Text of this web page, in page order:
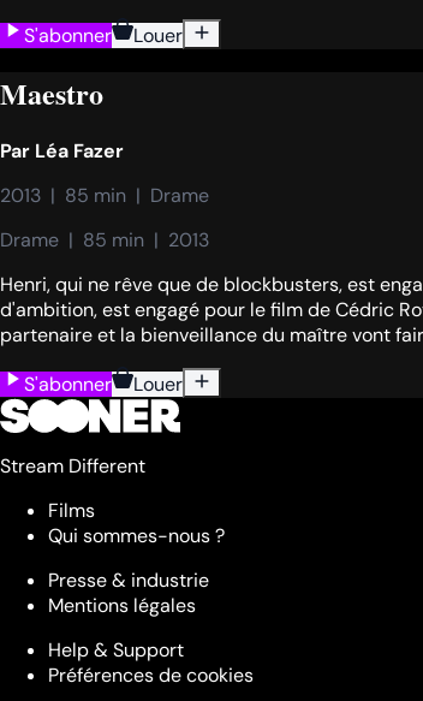
S'abonner
Louer
Maestro
Par Léa Fazer
2013  |  85 min  |  Drame
Drame  |  85 min  |  2013
Henri, qui ne rêve que de blockbusters, est
d'ambition, est engagé pour le film de Cédric
partenaire et la bienveillance du maître vont
S'abonner
Louer
Stream Different
Films
Qui sommes-nous ?
Presse & industrie
Mentions légales
Help & Support
Préférences de cookies